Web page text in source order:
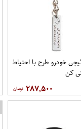
خودرو طرح با احتیاط
کن
۲۸۷,۵۰۰